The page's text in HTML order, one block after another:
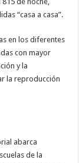
“casa a casa”.
en los diferentes
con mayor
y la
la reproducción
abarca
de la